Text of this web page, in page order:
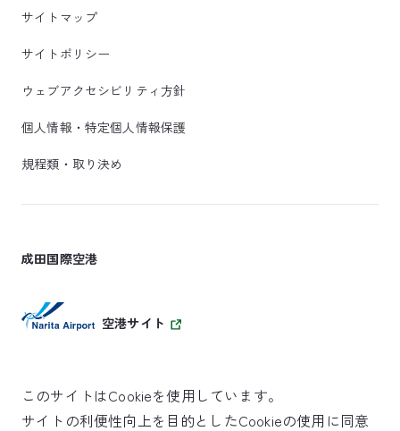
サイトマップ
サイトポリシー
ウェブアクセシビリティ方針
個人情報・特定個人情報保護
規程類・取り決め
成田国際空港
空港サイト
このサイトはCookieを使用しています。
サイトの利便性向上を目的としたCookieの使用に同意